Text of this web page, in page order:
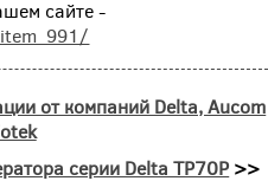
сайте -
от компаний Delta, Aucom
серии Delta TP70P >>